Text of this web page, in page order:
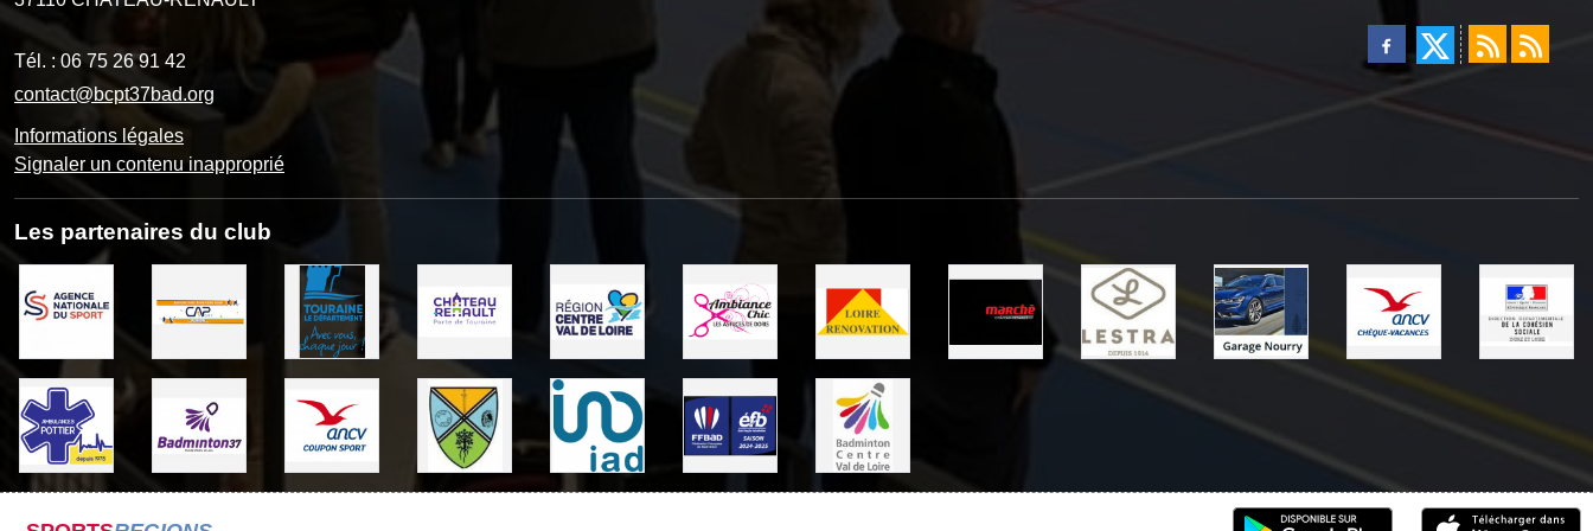
Tél. : 06 75 26 91 42
contact@bcpt37bad.org
Informations légales
Signaler un contenu inapproprié
Les partenaires du club